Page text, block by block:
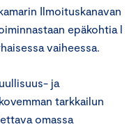
Ilmoituskanavan
epäkohtia l
vaiheessa.
ja
tarkkailun
omassa